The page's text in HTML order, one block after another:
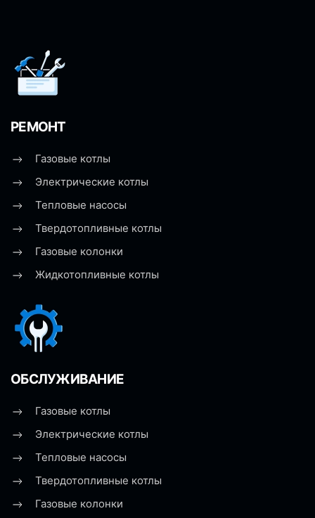
РЕМОНТ
Газовые котлы
Электрические котлы
Тепловые насосы
Твердотопливные котлы
Газовые колонки
Жидкотопливные котлы
ОБСЛУЖИВАНИЕ
Газовые котлы
Электрические котлы
Тепловые насосы
Твердотопливные котлы
Газовые колонки